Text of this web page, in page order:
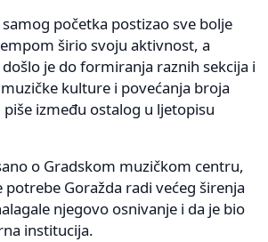
početka postizao sve bolje
širio svoju aktivnost, a
je do formiranja raznih sekcija i
kulture i povećanja broja
između ostalog u ljetopisu
o Gradskom muzičkom centru,
Goražda radi većeg širenja
njegovo osnivanje i da je bio
institucija.